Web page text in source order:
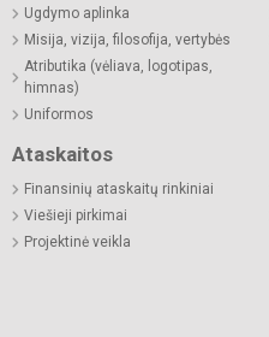
Ugdymo aplinka
Misija, vizija, filosofija, vertybės
Atributika (vėliava, logotipas,
himnas)
Uniformos
Ataskaitos
Finansinių ataskaitų rinkiniai
Viešieji pirkimai
Projektinė veikla